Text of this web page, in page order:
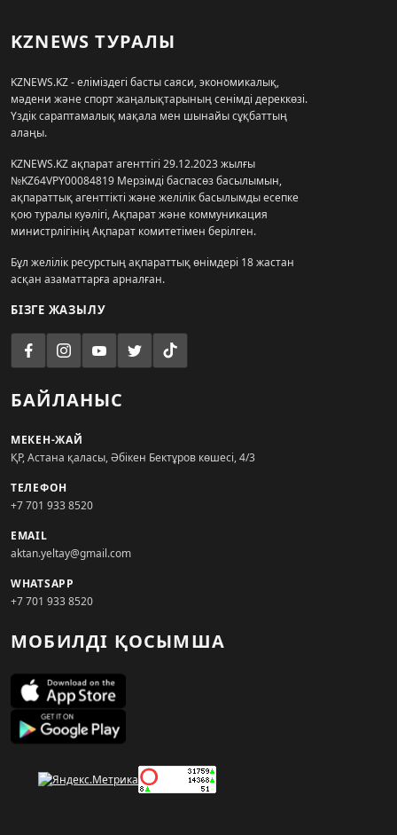
KZNEWS ТУРАЛЫ
KZNEWS.KZ - еліміздегі басты саяси, экономикалық,
мәдени және спорт жаңалықтарының сенімді дереккөзі.
Үздік сараптамалық мақала мен шынайы сұқбаттың
алаңы.
KZNEWS.KZ ақпарат агенттігі 29.12.2023 жылғы
№KZ64VPY00084819 Мерзімді баспасөз басылымын,
ақпараттық агенттікті және желілік басылымды есепке
қою туралы куәлігі, Ақпарат және коммуникация
министрлігінің Ақпарат комитетімен берілген.
Бұл желілік ресурстың ақпараттық өнімдері 18 жастан
асқан азаматтарға арналған.
БІЗГЕ ЖАЗЫЛУ
БАЙЛАНЫС
МЕКЕН-ЖАЙ
ҚР, Астана қаласы, Әбікен Бектұров көшесі, 4/3
ТЕЛЕФОН
+7 701 933 8520
EMAIL
aktan.yeltay@gmail.com
WHATSAPP
+7 701 933 8520
МОБИЛДІ ҚОСЫМША